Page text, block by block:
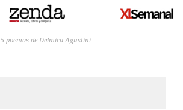
5 poemas de Delmira Agustini